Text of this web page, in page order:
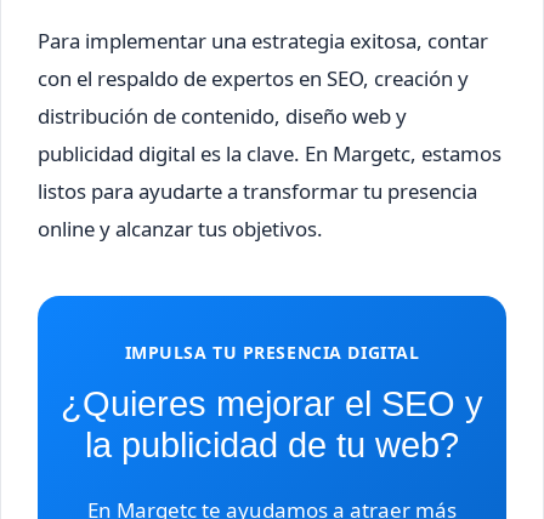
Para implementar una estrategia exitosa, contar
con el respaldo de expertos en SEO, creación y
distribución de contenido, diseño web y
publicidad digital es la clave. En Margetc, estamos
listos para ayudarte a transformar tu presencia
online y alcanzar tus objetivos.
IMPULSA TU PRESENCIA DIGITAL
¿Quieres mejorar el SEO y
la publicidad de tu web?
En Margetc te ayudamos a atraer más